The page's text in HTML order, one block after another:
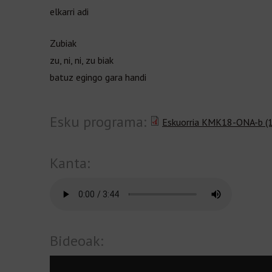
elkarri adi
Zubiak
zu, ni, ni, zu biak
batuz egingo gara handi
Esku programa: Eskuorria KMK18-ONA-b
Kanta:
Bideoak: